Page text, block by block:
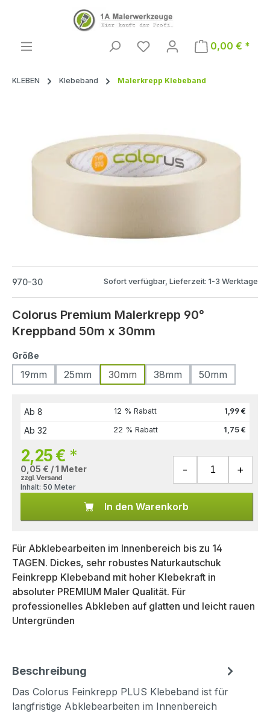
Zum Hauptinhalt springen
0,00 € *
KLEBEN Klebeband Malerkrepp Klebeband
970-30 Sofort verfügbar, Lieferzeit: 1-3 Werktage
Colorus Premium Malerkrepp 90°
Kreppband 50m x 30mm
Größe
19mm 25mm 30mm 38mm 50mm
Ab 8 12 % Rabatt 1,99 €
Ab 32 22 % Rabatt 1,75 €
2,25 € *
0,05 € / 1 Meter
zzgl. Versand
Inhalt: 50 Meter
In den Warenkorb
Für Abklebearbeiten im Innenbereich bis zu 14
TAGEN. Dickes, sehr robustes Naturkautschuk
Feinkrepp Klebeband mit hoher Klebekraft in
absoluter PREMIUM Maler Qualität. Für
professionelles Abkleben auf glatten und leicht rauen
Untergründen
Beschreibung
Das Colorus Feinkrepp PLUS Klebeband ist für
langfristige Abklebearbeiten im Innenbereich